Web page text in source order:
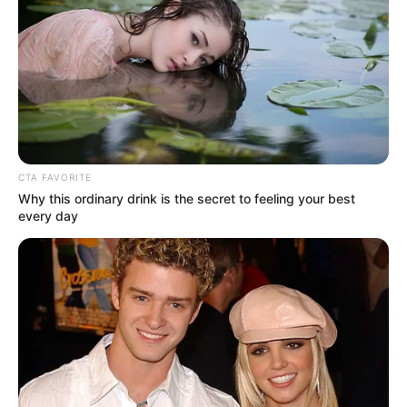
En el nuevo frente de trabajo, cerca alClub Naval, ya se
realizaron cierres de la zona, implementación del
Plan de
Manejo de Tránsitoy reuniones con comerciantes y
residentes para explicar el desarrollo de la intervención.
También comenzaron lasexcavaciones iniciales
instalar las tuberías que harán parte del llamado
tormenta, una estructura clave para recoger y evacuar el
agua lluvia.
LEA TAMBIÉN
Transcaribe lo lleva al Nuevo
Chambacú en Cartagena: conozca
las rutas disponibles
Lamegaobra incluye nuevos colectores, redes de
CTA FAVORITE
Why this ordinary drink is the secret to feeling your best
every day